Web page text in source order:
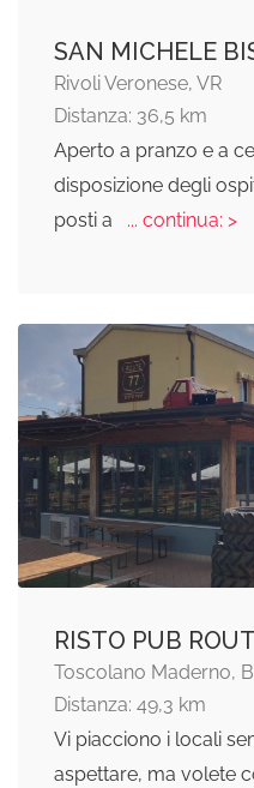
SAN MICHELE
Rivoli Veronese, VR
Distanza: 36,5 km
Aperto a pranzo e a
disposizione degli
posti a
... continua: >
RISTO PUB
Toscolano Maderno,
Distanza: 49,3 km
Vi piacciono i locali
aspettare, ma volete